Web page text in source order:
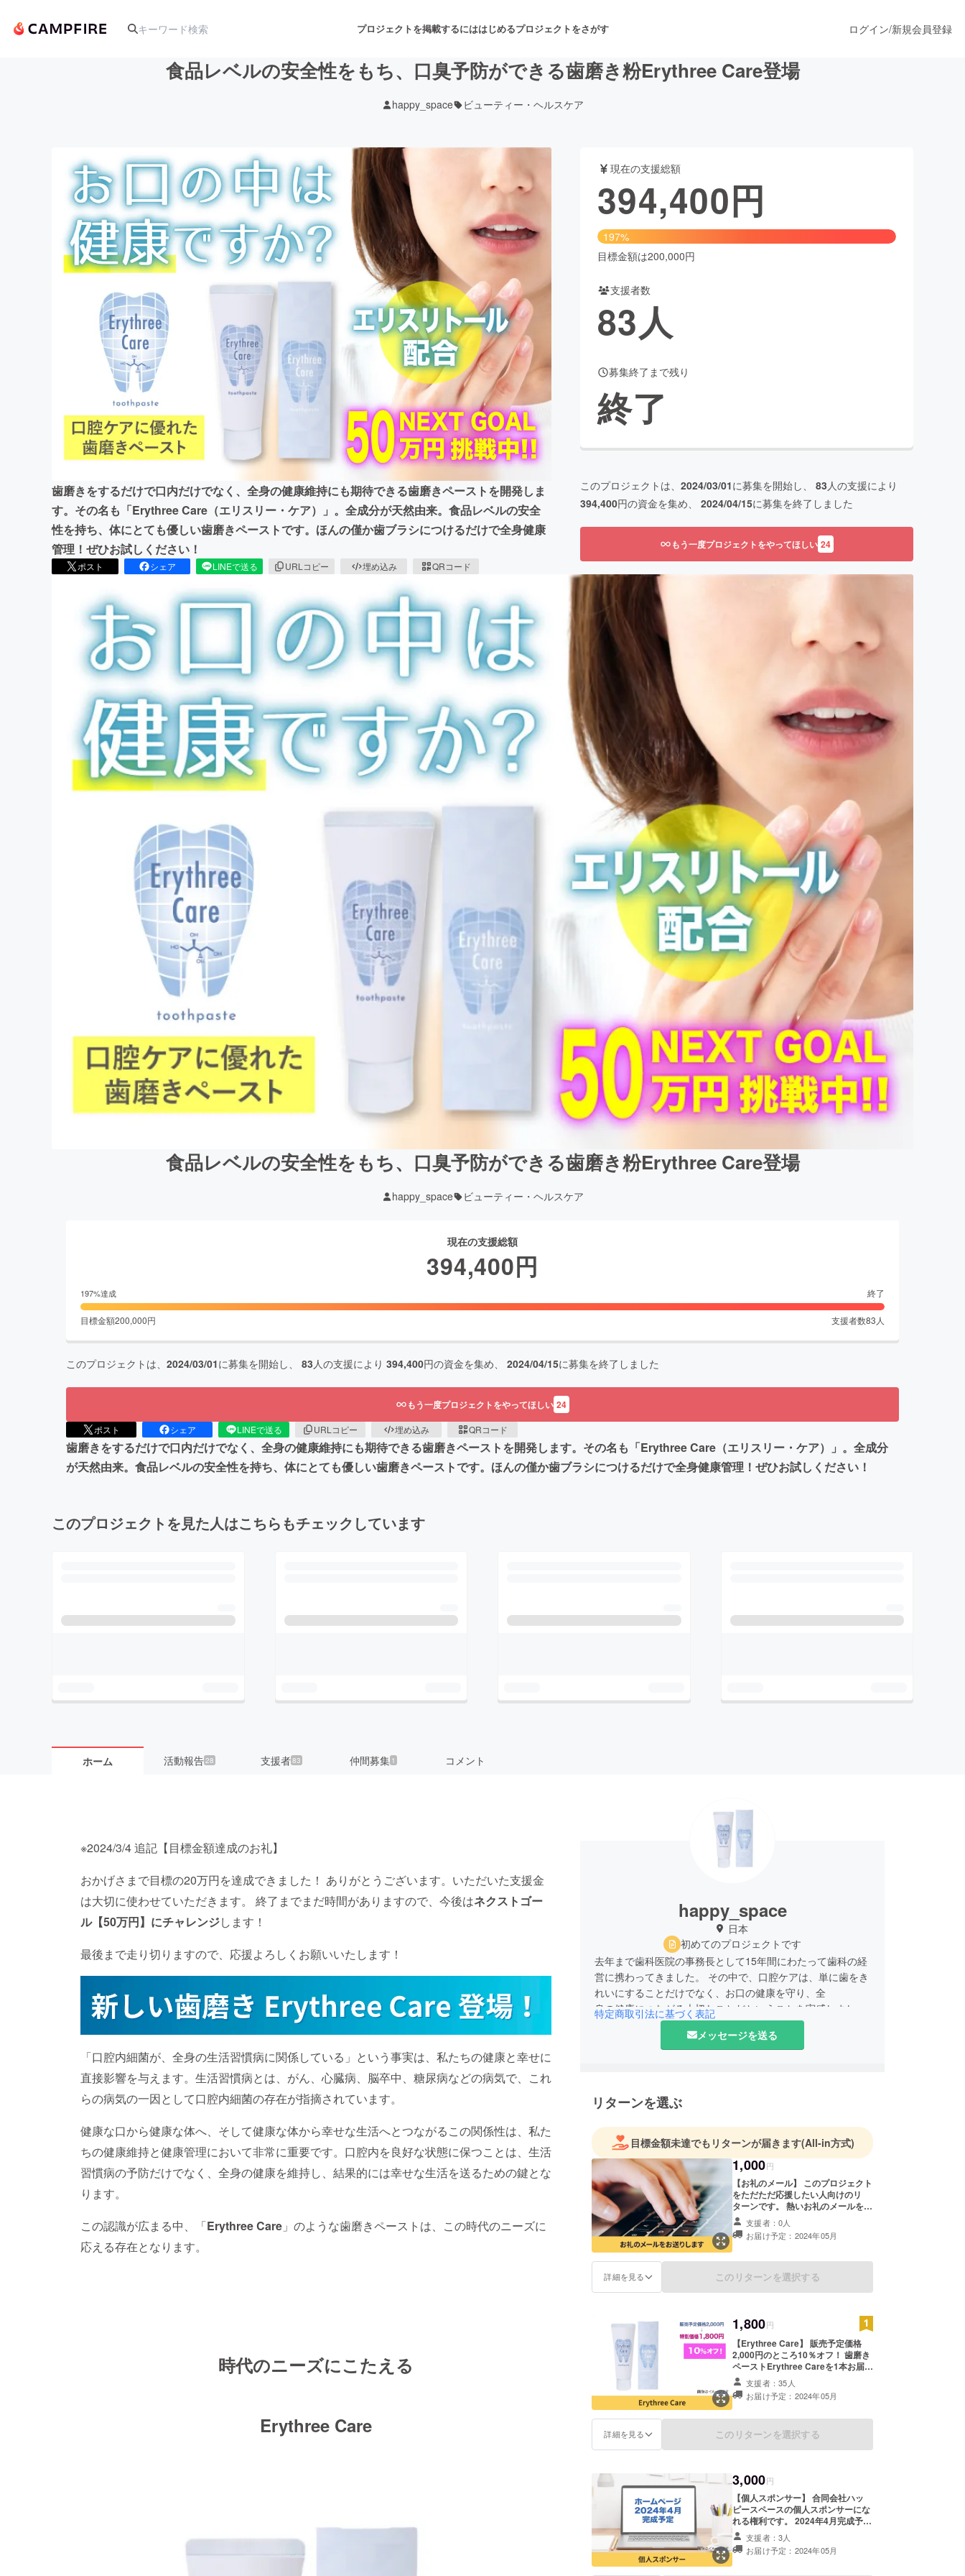
プロジェクトを掲載するにははじめるプロジェクトをさがす
アート・写真 音楽 舞台・パフォーマンス
テクノロジー・ガジェット ゲーム・サービス開発 ファッション
映像・映画 書籍・雑誌出版
ビジネス・起業 チャレンジ ビューティー・ヘルスケア
まちづくり・地域活性化
CAMPFIRE for Social GoodCAMPFIRE Creation
CAMPFIREふるさと納税machi-ya コミュニティ
ログイン/新規会員登録
食品レベルの安全性をもち、口臭予防ができる歯磨き粉Erythree Care登場
happy_space ビューティー・ヘルスケア
歯磨きをするだけで口内だけでなく、全身の健康維持にも期待できる歯磨きペーストを開発しま
す。その名も「Erythree Care（エリスリー・ケア）」。全成分が天然由来。食品レベルの安全
性を持ち、体にとても優しい歯磨きペーストです。ほんの僅か歯ブラシにつけるだけで全身健康
管理！ぜひお試しください！
ポスト シェア LINEで送る URLコピー 埋め込み QRコード
現在の支援総額
394,400円
197%
目標金額は200,000円
支援者数
83人
募集終了まで残り
終了
このプロジェクトは、 2024/03/01に募集を開始し、 83人の支援により
394,400円の資金を集め、 2024/04/15に募集を終了しました
もう一度プロジェクトをやってほしい 24
食品レベルの安全性をもち、口臭予防ができる歯磨き粉Erythree Care登場
happy_space ビューティー・ヘルスケア
現在の支援総額
394,400円
197%達成 終了
目標金額200,000円 支援者数83 人
このプロジェクトは、 2024/03/01に募集を開始し、 83人の支援により 394,400円の資金を集め、 2024/04/15に募集を終了しました
もう一度プロジェクトをやってほしい 24
ポスト シェア LINEで送る URLコピー 埋め込み QRコード
歯磨きをするだけで口内だけでなく、全身の健康維持にも期待できる歯磨きペーストを開発します。その名も「Erythree Care（エリスリー・ケア）」。全成分
が天然由来。食品レベルの安全性を持ち、体にとても優しい歯磨きペーストです。ほんの僅か歯ブラシにつけるだけで全身健康管理！ぜひお試しください！
このプロジェクトを見た人はこちらもチェックしています
ホーム 活動報告28 支援者83 仲間募集 1 コメント
※2024/3/4 追記【目標金額達成のお礼】
おかげさまで目標の20万円を達成できました！ ありがとうございます。いただいた支援金
は大切に使わせていただきます。 終了までまだ時間がありますので、今後はネクストゴー
ル【50万円】にチャレンジします！
最後まで走り切りますので、応援よろしくお願いいたします！
「口腔内細菌が、全身の生活習慣病に関係している」という事実は、私たちの健康と幸せに
直接影響を与えます。生活習慣病とは、がん、心臓病、脳卒中、糖尿病などの病気で、これ
らの病気の一因として口腔内細菌の存在が指摘されています。
健康な口から健康な体へ、そして健康な体から幸せな生活へとつながるこの関係性は、私た
ちの健康維持と健康管理において非常に重要です。口腔内を良好な状態に保つことは、生活
習慣病の予防だけでなく、全身の健康を維持し、結果的には幸せな生活を送るための鍵とな
ります。
この認識が広まる中、「Erythree Care 」のような歯磨きペーストは、この時代のニーズに
応える存在となります。
時代のニーズにこたえる
Erythree Care
happy_space
日本
初めてのプロジェクトです
去年まで歯科医院の事務長として15年間にわたって歯科の経
営に携わってきました。 その中で、口腔ケアは、単に歯をき
れいにすることだけでなく、お口の健康を守り、全
身の健康につながる大切なことだということを実感しまし
た。
口腔から全身疾患の予防を広めていけたらと思っています。
特定商取引法に基づく表記
メッセージを送る
リターンを選ぶ
目標金額未達でもリターンが届きます(All-in方式)
1,000円
【お礼のメール】 このプロジェクト
をただただ応援したい人向けのリ
ターンです。 熱いお礼のメールをお
送りさせていただきます。 なお、支
援時に上乗せ支援が可能です。 応援
の気持ちの上乗せ、大歓迎です！
支援者：0人
お届け予定：2024年05月
詳細を見る このリターンを選択する
1,800円
【Erythree Care】 販売予定価格
2,000円のところ10％オフ！ 歯磨き
ペーストErythree Careを1本お届け
します。 食品レベルの安全性を持つ
成分で作られています。 まずは試し
てみたい、という方に。 ● エリスリ
不活化に期待！ ● 強い還元力により
イルスの侵入を緩和したり、歯磨き
と同等の効果が期待できます。 内容
量：1本あたり60g（約60日分） ＜
成分表示＞ 水、グリセリン、セル
ロースガム、ミネラル塩、キシリ
トール、メントール、海塩、乳酸桿
菌／ダイコン根発酵液、グレープフ
ン、炭酸水素Na、含水シリカ、ヒド
支援者：35人
お届け予定：2024年05月
詳細を見る このリターンを選択する
3,000円
【個人スポンサー】 合同会社ハッ
ピースペースの個人スポンサーにな
れる権利です。 2024年4月完成予定
のHPに、支援者としてお名前を掲
載させていただきます。 あなたのお
名前をPRできます。 ※掲載するお名
支援者：3人
お届け予定：2024年05月